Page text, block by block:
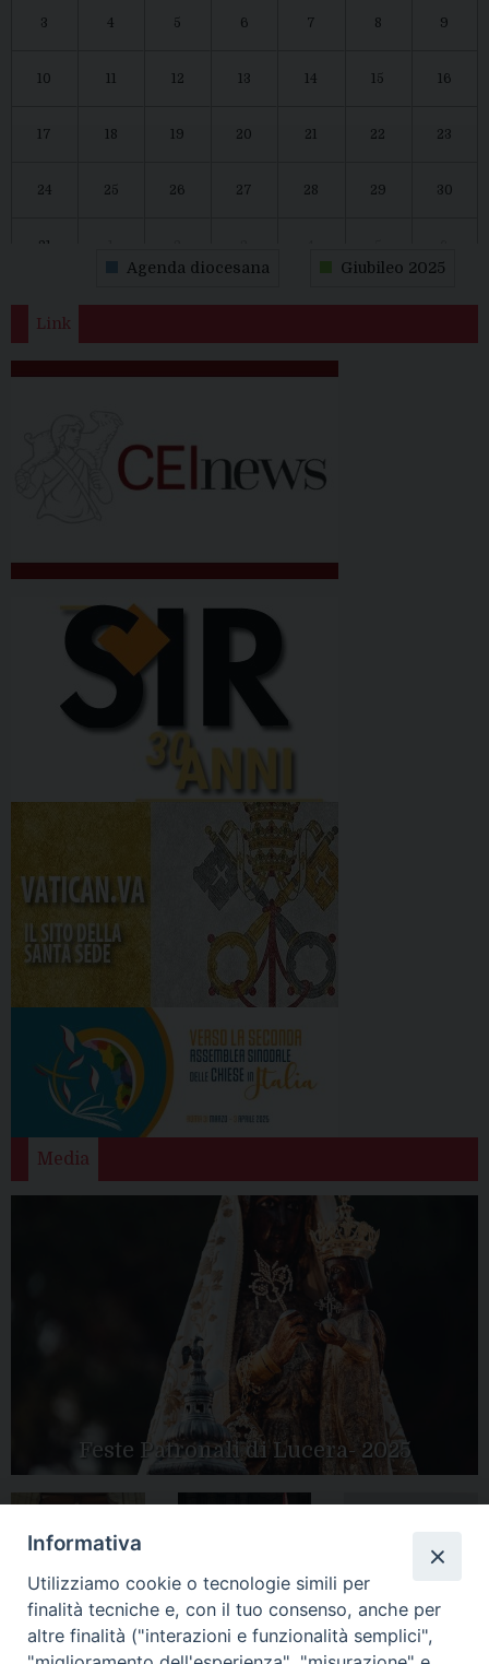
3 4 5 6 7 8 9
10 11 12 13 14 15 16
17 18 19 20 21 22 23
24 25 26 27 28 29 30
31
Agenda diocesana Giubileo 2025
Link
Media
Feste Patronali di Lucera- 2025
Apertura Anno
Giubilare 2025
Mariae in Diocesi
Tutte le gallery
Informativa
Utilizziamo cookie o tecnologie simili per
finalità tecniche e, con il tuo consenso, anche per
altre finalità ("interazioni e funzionalità semplici",